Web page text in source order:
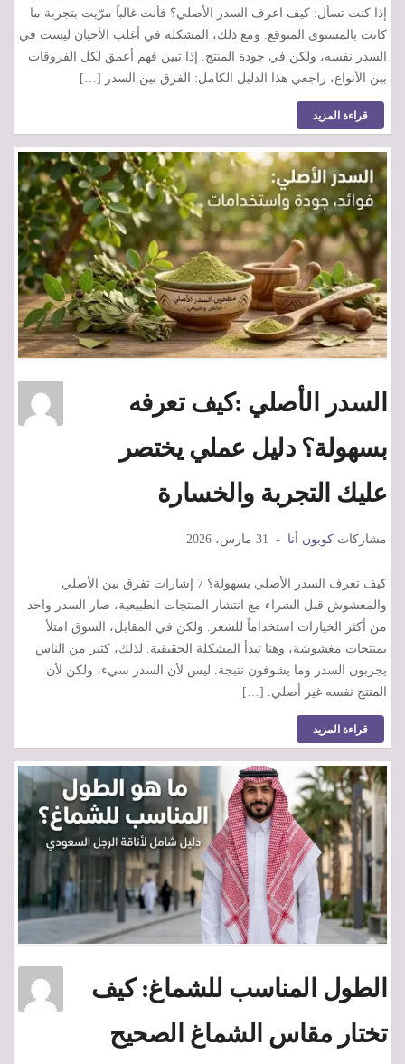
إذا كنت تسأل: كيف اعرف السدر الأصلي؟ فأنت غالباً مرّيت بتجربة ما
كانت بالمستوى المتوقع. ومع ذلك، المشكلة في أغلب الأحيان ليست في
السدر نفسه، ولكن في جودة المنتج. إذا تبين فهم أعمق لكل الفروقات
بين الأنواع، راجعي هذا الدليل الكامل: الفرق بين السدر […]
قراءة المزيد
السدر الأصلي :كيف تعرفه
بسهولة؟ دليل عملي يختصر
عليك التجربة والخسارة
مشاركات كوبون أنا 31 مارس، 2026
كيف تعرف السدر الأصلي بسهولة؟ 7 إشارات تفرق بين الأصلي
والمغشوش قبل الشراء مع انتشار المنتجات الطبيعية، صار السدر واحد
من أكثر الخيارات استخداماً للشعر. ولكن في المقابل، السوق امتلأ
بمنتجات مغشوشة، وهنا تبدأ المشكلة الحقيقية. لذلك، كثير من الناس
يجربون السدر وما يشوفون نتيجة. ليس لأن السدر سيء، ولكن لأن
المنتج نفسه غير أصلي. […]
قراءة المزيد
الطول المناسب للشماغ: كيف
تختار مقاس الشماغ الصحيح